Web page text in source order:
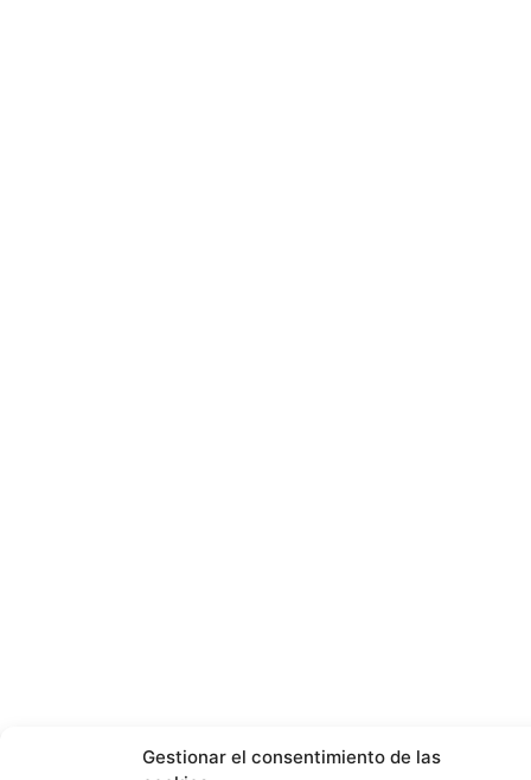
Gestionar el consentimiento de las